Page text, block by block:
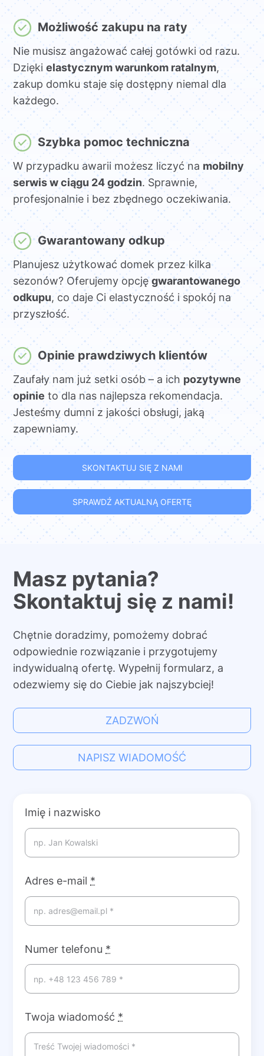
Możliwość zakupu na raty
Nie musisz angażować całej gotówki od razu.
Dziękielastycznym warunkom ratalnym,
zakup domku staje się dostępny niemal dla
każdego.
Szybka pomoc techniczna
W przypadku awarii możesz liczyć na mobilny
serwis w ciągu 24 godzin. Sprawnie,
profesjonalnie i bez zbędnego oczekiwania.
Gwarantowany odkup
Planujesz użytkować domek przez kilka
sezonów? Oferujemy opcjęgwarantowanego
odkupu, co daje Ci elastyczność i spokój na
przyszłość.
Opinie prawdziwych klientów
Zaufały nam już setki osób – a ich pozytywne
opinie to dla nas najlepsza rekomendacja.
Jesteśmy dumni z jakości obsługi, jaką
zapewniamy.
SKONTAKTUJ SIĘ Z NAMI
SPRAWDŹ AKTUALNĄ OFERTĘ
Masz pytania?
Skontaktuj się z nami!
Chętnie doradzimy, pomożemy dobrać
odpowiednie rozwiązanie i przygotujemy
indywidualną ofertę. Wypełnij formularz, a
odezwiemy się do Ciebie jak najszybciej!
ZADZWOŃ
NAPISZ WIADOMOŚĆ
Imię i nazwisko
Adres e-mail *
Numer telefonu *
Twoja wiadomość *